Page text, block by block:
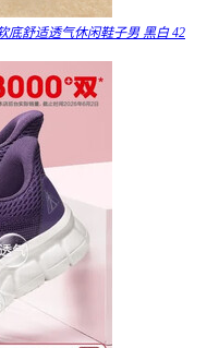
底舒适透气休闲鞋子男 黑白 42